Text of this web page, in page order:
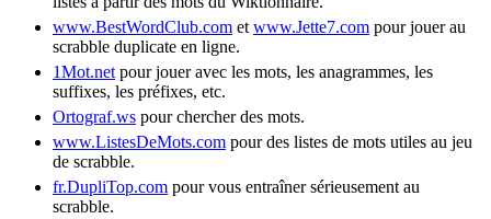
www.BestWordClub.com et www.Jette7.com pour jouer au
scrabble duplicate en ligne.
1Mot.net pour jouer avec les mots, les anagrammes, les
suffixes, les préfixes, etc.
Ortograf.ws pour chercher des mots.
www.ListesDeMots.com pour des listes de mots utiles au jeu
de scrabble.
fr.DupliTop.com pour vous entraîner sérieusement au
scrabble.